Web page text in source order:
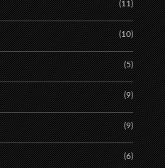
(11)
(10)
(5)
(9)
(9)
(6)